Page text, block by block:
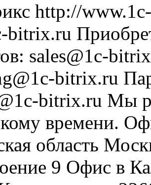
http://
bitrix.ru
: sales@1c-
bitrix.ru
bitrix.ru Мы
времени.
область
9 Офис в